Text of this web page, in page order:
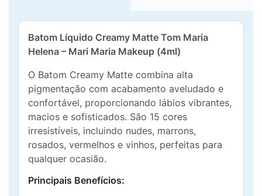
Batom Líquido Creamy Matte Tom Maria
Helena – Mari Maria Makeup (4ml)
O Batom Creamy Matte combina alta
pigmentação com acabamento aveludado e
confortável, proporcionando lábios vibrantes,
macios e sofisticados. São 15 cores
irresistíveis, incluindo nudes, marrons,
rosados, vermelhos e vinhos, perfeitas para
qualquer ocasião.
Principais Benefícios: